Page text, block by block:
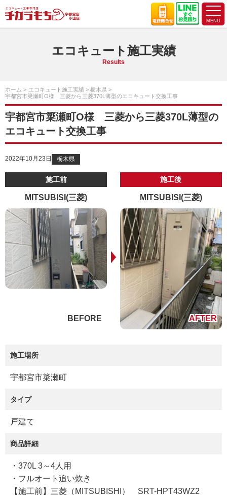
エコキュート施工実績
Results
ホーム エコキュート施工実績
栃木県
宇都宮市簗瀬町O様 三菱から三菱370L薄型のエコキュート交換工事
宇都宮市簗瀬町O様 三菱から三菱370L薄型の
エコキュート交換工事
2022年10月23日 栃木県
施工前
MITSUBISI(三菱)
施工後
MITSUBISI(三菱)
施工場所
宇都宮市簗瀬町
タイプ
戸建て
商品詳細
・370L 3～4人用
・フルオート追い炊き
【施工前】三菱（MITSUBISHI） SRT-HPT43WZ2